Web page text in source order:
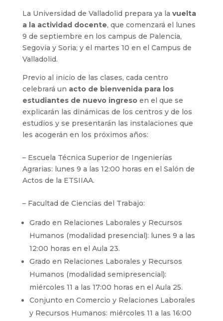
La Universidad de Valladolid prepara ya la vuelta
a la actividad docente, que comenzará el lunes
9 de septiembre en los campus de Palencia,
Segovia y Soria; y el martes 10 en el Campus de
Valladolid.
Previo al inicio de las clases, cada centro
celebrará un acto de bienvenida para los
estudiantes de nuevo ingresoen el que se
explicarán las dinámicas de los centros y de los
estudios y se presentarán las instalaciones que
les acogerán en los próximos años:
– Escuela Técnica Superior de Ingenierías
Agrarias: lunes 9 a las 12:00 horas en el Salón de
Actos de la ETSIIAA.
– Facultad de Ciencias del Trabajo:
Grado en Relaciones Laborales y Recursos
Humanos (modalidad presencial): lunes 9 a las
12:00 horas en el Aula 23.
Grado en Relaciones Laborales y Recursos
Humanos (modalidad semipresencial):
miércoles 11 a las 17:00 horas en el Aula 25.
Conjunto en Comercio y Relaciones Laborales
y Recursos Humanos: miércoles 11 a las 16:00